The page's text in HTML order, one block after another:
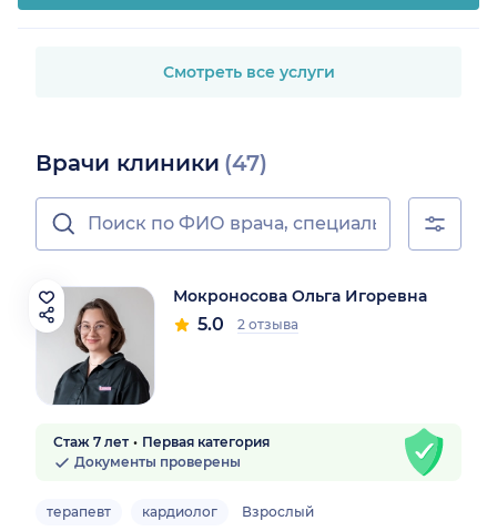
Смотреть все услуги
Врачи клиники (47)
Мокроносова Ольга Игоревна
5.0 2 отзыва
Стаж 7 лет
Первая категория
Документы проверены
терапевт кардиолог Взрослый